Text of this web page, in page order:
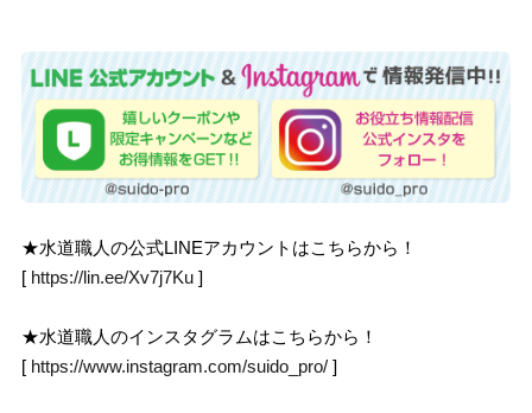
★水道職人の公式LINEアカウントはこちらから！
[ https://lin.ee/Xv7j7Ku ]
★水道職人のインスタグラムはこちらから！
[ https://www.instagram.com/suido_pro/ ]